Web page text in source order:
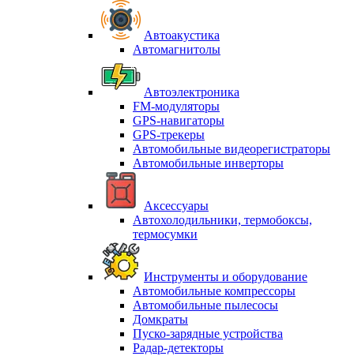
Автоакустика
Автомагнитолы
Автоэлектроника
FM-модуляторы
GPS-навигаторы
GPS-трекеры
Автомобильные видеорегистраторы
Автомобильные инверторы
Аксессуары
Автохолодильники, термобоксы,
термосумки
Инструменты и оборудование
Автомобильные компрессоры
Автомобильные пылесосы
Домкраты
Пуско-зарядные устройства
Радар-детекторы